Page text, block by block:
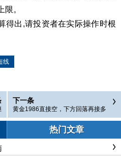
。
得出,请投资者在实际操作时根
线
下一条
黄金1986直接空，下方回落再接多
热门文章